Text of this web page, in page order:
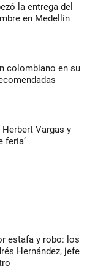
la entrega del
en Medellín
colombiano en su
Vargas y
feria’
estafa y robo: los
Hernández, jefe